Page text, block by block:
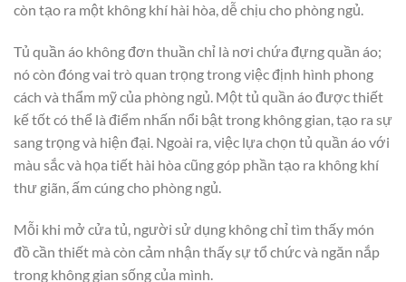
còn tạo ra một không khí hài hòa, dễ chịu cho phòng ngủ.
Tủ quần áo không đơn thuần chỉ là nơi chứa đựng quần áo;
nó còn đóng vai trò quan trọng trong việc định hình phong
cách và thẩm mỹ của phòng ngủ. Một tủ quần áo được thiết
kế tốt có thể là điểm nhấn nổi bật trong không gian, tạo ra sự
sang trọng và hiện đại. Ngoài ra, việc lựa chọn tủ quần áo với
màu sắc và họa tiết hài hòa cũng góp phần tạo ra không khí
thư giãn, ấm cúng cho phòng ngủ.
Mỗi khi mở cửa tủ, người sử dụng không chỉ tìm thấy món
đồ cần thiết mà còn cảm nhận thấy sự tổ chức và ngăn nắp
trong không gian sống của mình.